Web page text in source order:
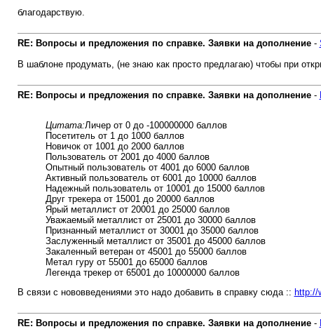
благодарствую.
RE: Вопросы и предложения по справке. Заявки на дополнение-
В шаблоне продумать, (не знаю как просто предлагаю) чтобы при
RE: Вопросы и предложения по справке. Заявки на дополнение-
Цитата:Личер от 0 до -100000000 баллов
Посетитель от 1 до 1000 баллов
Новичок от 1001 до 2000 баллов
Пользователь от 2001 до 4000 баллов
Опытный пользователь от 4001 до 6000 баллов
Активный пользователь от 6001 до 10000 баллов
Надежный пользователь от 10001 до 15000 баллов
Друг трекера от 15001 до 20000 баллов
Ярый металлист от 20001 до 25000 баллов
Уважаемый металлист от 25001 до 30000 баллов
Признанный металлист от 30001 до 35000 баллов
Заслуженный металлист от 35001 до 45000 баллов
Закаленный ветеран от 45001 до 55000 баллов
Метал гуру от 55001 до 65000 баллов
Легенда трекер от 65001 до 10000000 баллов
В связи с нововведениями это надо добавить в справку сюда :: http://
RE: Вопросы и предложения по справке. Заявки на дополнение-